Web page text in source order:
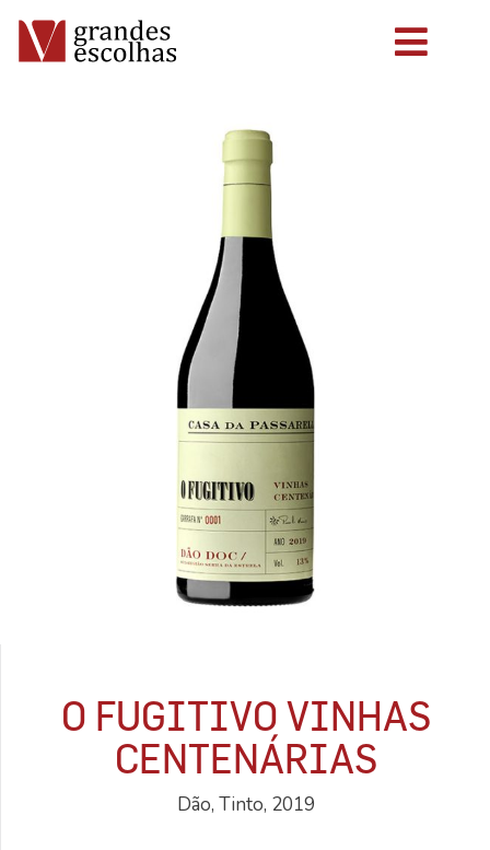
O FUGITIVO VINHAS
CENTENÁRIAS
Dão, Tinto, 2019